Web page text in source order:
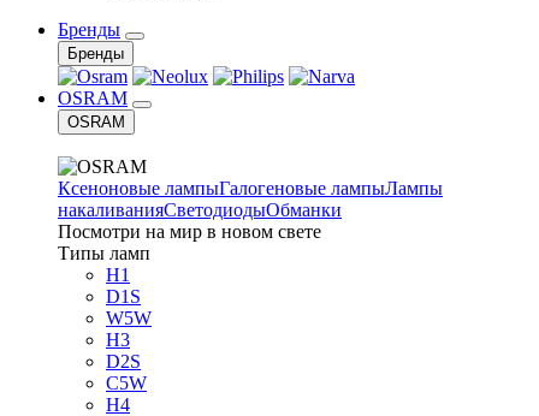
Бренды
Бренды
OSRAM
OSRAM
Ксеноновые лампыГалогеновые лампыЛампы
накаливанияСветодиодыОбманки
Посмотри на мир в новом свете
Типы ламп
H1
D1S
W5W
H3
D2S
C5W
H4